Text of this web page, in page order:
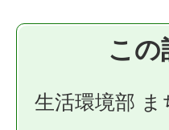
この
生活環境部 ま